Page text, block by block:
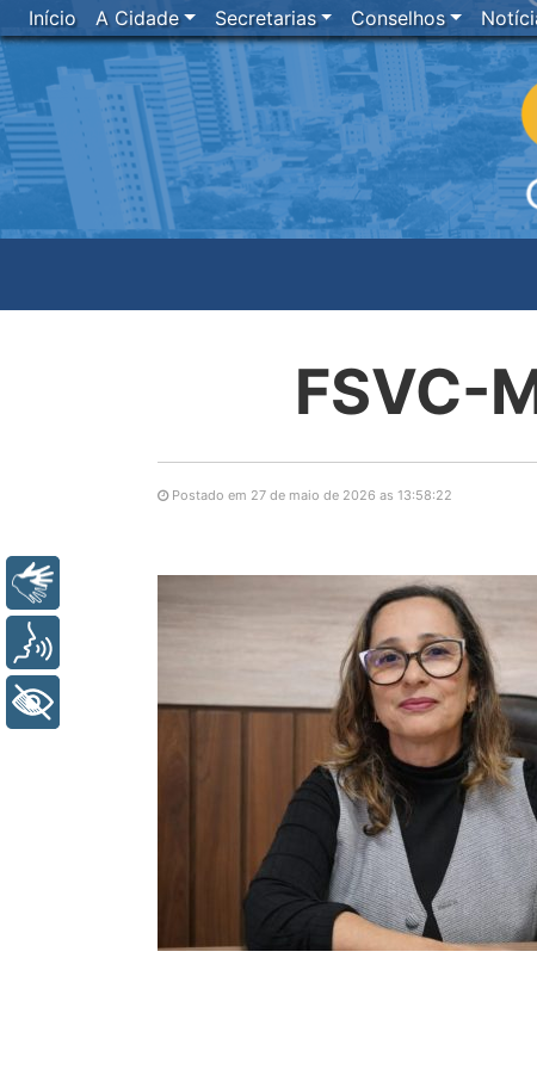
Início A Cidade Secretarias Conselhos
FSVC-
Postado em 27 de maio de 2026 as 13:58:22
+ Acessibilidade